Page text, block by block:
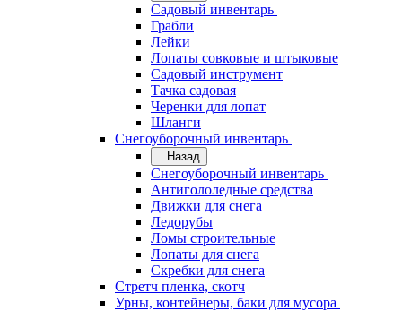
Садовый инвентарь
Грабли
Лейки
Лопаты совковые и штыковые
Садовый инструмент
Тачка садовая
Черенки для лопат
Шланги
Снегоуборочный инвентарь
Назад
Снегоуборочный инвентарь
Антигололедные средства
Движки для снега
Ледорубы
Ломы строительные
Лопаты для снега
Скребки для снега
Стретч пленка, скотч
Урны, контейнеры, баки для мусора